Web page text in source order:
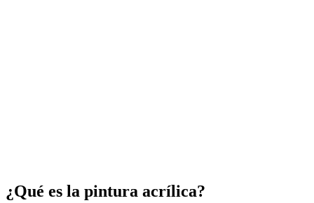
¿Qué es la pintura acrílica?